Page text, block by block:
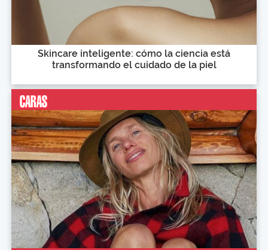
Skincare inteligente: cómo la ciencia está
transformando el cuidado de la piel